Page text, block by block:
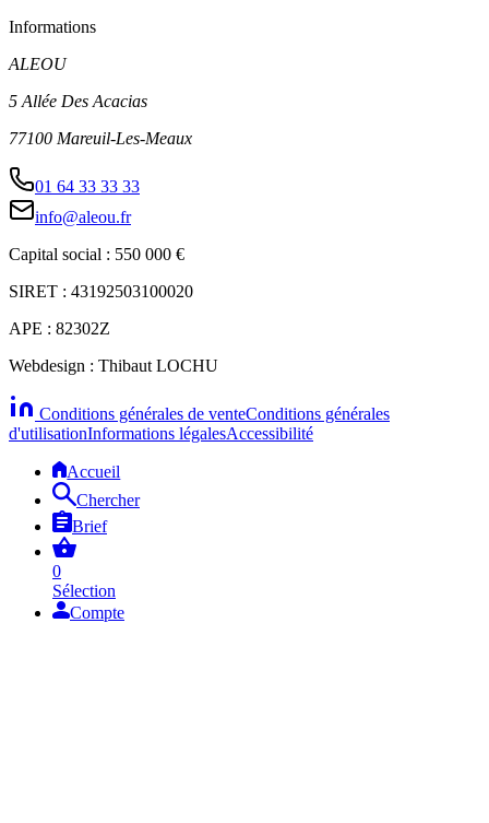
Informations
ALEOU
5 Allée Des Acacias
77100 Mareuil-Les-Meaux
01 64 33 33 33
info@aleou.fr
Capital social : 550 000 €
SIRET : 43192503100020
APE : 82302Z
Webdesign : Thibaut LOCHU
Conditions générales de venteConditions générales
d'utilisationInformations légalesAccessibilité
Accueil
Chercher
Brief
0
Sélection
Compte